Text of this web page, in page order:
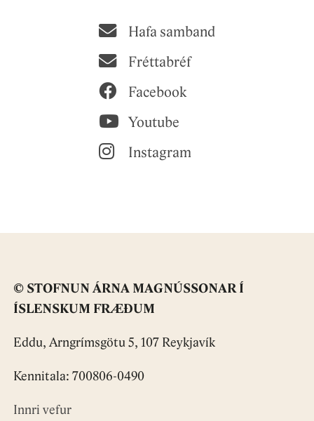
Hafa samband
Fréttabréf
Facebook
Youtube
Instagram
© STOFNUN ÁRNA MAGNÚSSONAR Í
ÍSLENSKUM FRÆÐUM
Eddu, Arngrímsgötu 5, 107 Reykjavík
Kennitala: 700806-0490
Innri vefur